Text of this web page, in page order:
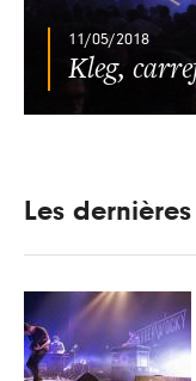
11/05/2018
Les